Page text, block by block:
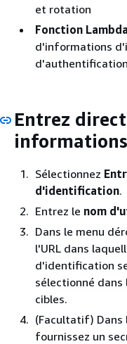
et rotation
Fonction Lambda
d'informations
Entrez
Sélectionnez
d'identification.
Entrez le nom
Dans le menu
l'URL dans
d'identification
sélectionné
cibles.
(Facultatif) Dans
fournissez un